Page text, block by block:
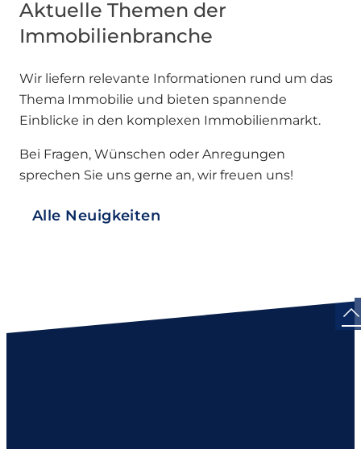
Aktuelle Themen der
Immobilienbranche
Wir liefern relevante Informationen rund um das
Thema Immobilie und bieten spannende
Einblicke in den komplexen Immobilienmarkt.
Bei Fragen, Wünschen oder Anregungen
sprechen Sie uns gerne an, wir freuen uns!
Alle Neuigkeiten